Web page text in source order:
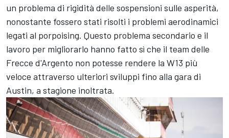
un problema di rigidità delle sospensioni sulle asperità,
nonostante fossero stati risolti i problemi aerodinamici
legati al porpoising. Questo problema secondario e il
lavoro per migliorarlo hanno fatto sì che il team delle
Frecce d'Argento non potesse rendere la W13 più
veloce attraverso ulteriori sviluppi fino alla gara di
Austin, a stagione inoltrata.